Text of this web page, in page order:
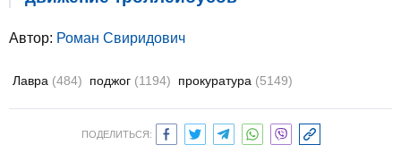
Автор: Роман Свиридович
Лавра (484) поджог (1194) прокуратура (5149)
ПОДЕЛИТЬСЯ: